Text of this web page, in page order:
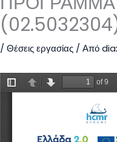
/Θέσεις εργασίας / Από